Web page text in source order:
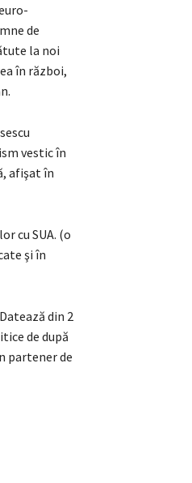
de
la noi
în război,
vestic în
afişat în
cu SUA. (o
şi în
din 2
de după
partener de